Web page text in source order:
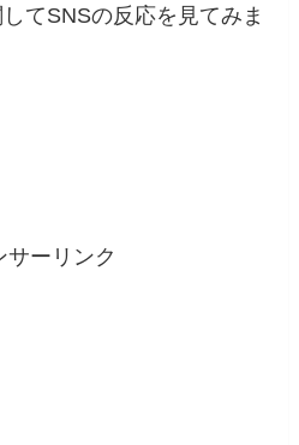
てSNSの反応を見てみま
サーリンク